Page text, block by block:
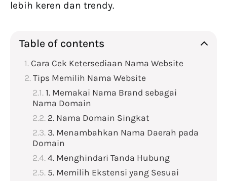
lebih keren dan trendy.
Table of contents
Cara Cek Ketersediaan Nama Website
Tips Memilih Nama Website
1. Memakai Nama Brand sebagai
Nama Domain
2. Nama Domain Singkat
3. Menambahkan Nama Daerah pada
Domain
4. Menghindari Tanda Hubung
5. Memilih Ekstensi yang Sesuai